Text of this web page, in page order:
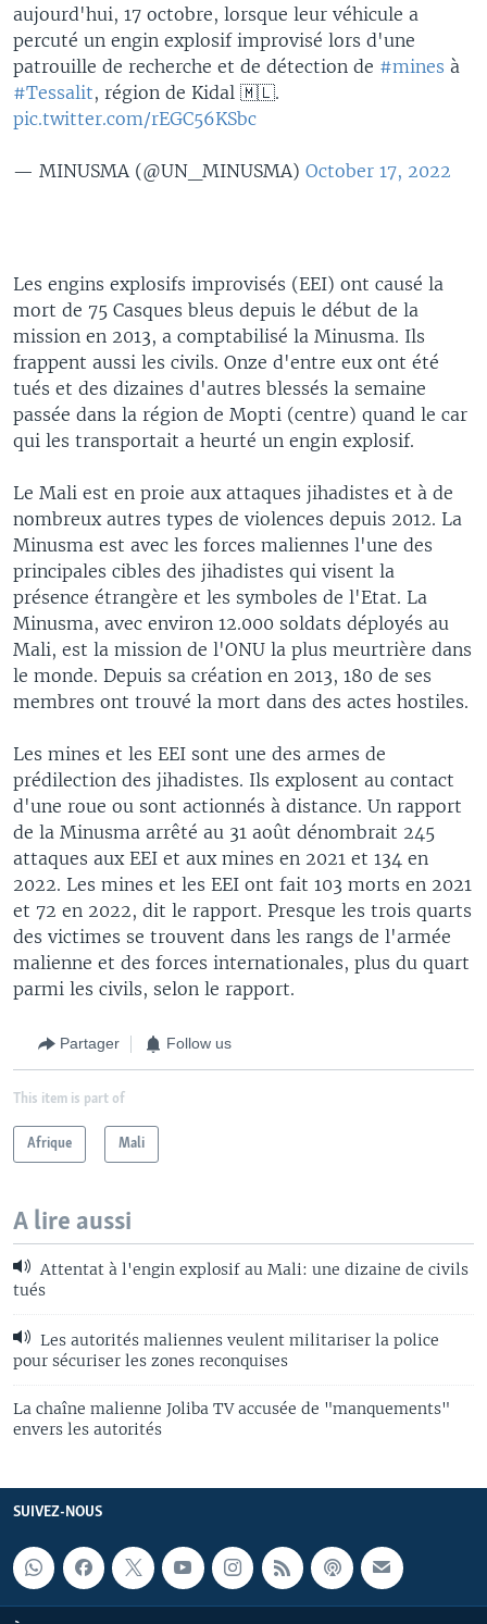
aujourd'hui, 17 octobre, lorsque leur véhicule a
percuté un engin explosif improvisé lors d'une
patrouille de recherche et de détection de #mines à
#Tessalit, région de Kidal 🇲🇱.
pic.twitter.com/rEGC56KSbc
— MINUSMA (@UN_MINUSMA) October 17, 2022
Les engins explosifs improvisés (EEI) ont causé la
mort de 75 Casques bleus depuis le début de la
mission en 2013, a comptabilisé la Minusma. Ils
frappent aussi les civils. Onze d'entre eux ont été
tués et des dizaines d'autres blessés la semaine
passée dans la région de Mopti (centre) quand le car
qui les transportait a heurté un engin explosif.
Le Mali est en proie aux attaques jihadistes et à de
nombreux autres types de violences depuis 2012. La
Minusma est avec les forces maliennes l'une des
principales cibles des jihadistes qui visent la
présence étrangère et les symboles de l'Etat. La
Minusma, avec environ 12.000 soldats déployés au
Mali, est la mission de l'ONU la plus meurtrière dans
le monde. Depuis sa création en 2013, 180 de ses
membres ont trouvé la mort dans des actes hostiles.
Les mines et les EEI sont une des armes de
prédilection des jihadistes. Ils explosent au contact
d'une roue ou sont actionnés à distance. Un rapport
de la Minusma arrêté au 31 août dénombrait 245
attaques aux EEI et aux mines en 2021 et 134 en
2022. Les mines et les EEI ont fait 103 morts en 2021
et 72 en 2022, dit le rapport. Presque les trois quarts
des victimes se trouvent dans les rangs de l'armée
malienne et des forces internationales, plus du quart
parmi les civils, selon le rapport.
Partager Follow us
This item is part of
Afrique Mali
A lire aussi
Attentat à l'engin explosif au Mali: une dizaine de civils
tués
Les autorités maliennes veulent militariser la police
pour sécuriser les zones reconquises
La chaîne malienne Joliba TV accusée de "manquements"
envers les autorités
SUIVEZ-NOUS